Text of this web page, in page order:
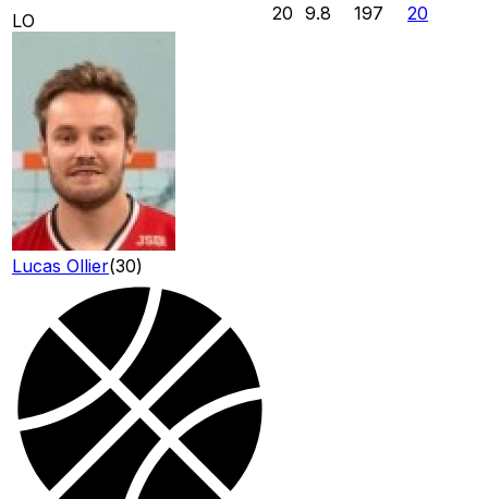
LO
Lucas Ollier(30)
20 9.8 197 20